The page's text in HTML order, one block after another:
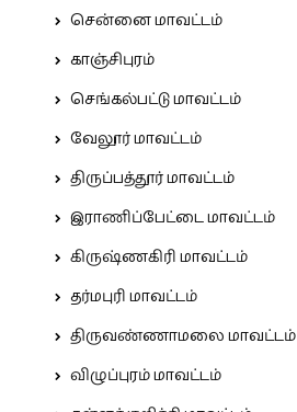
சென்னை மாவட்டம்
காஞ்சிபுரம்
செங்கல்பட்டு மாவட்டம்
வேலூர் மாவட்டம்
திருப்பத்தூர் மாவட்டம்
இராணிப்பேட்டை மாவட்டம்
கிருஷ்ணகிரி மாவட்டம்
தர்மபுரி மாவட்டம்
திருவண்ணாமலை மாவட்டம்
விழுப்புரம் மாவட்டம்